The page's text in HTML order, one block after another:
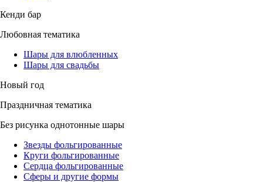
Кенди бар
Любовная тематика
Шары для влюбленных
Шары для свадьбы
Новый год
Праздничная тематика
Без рисунка однотонные шары
Звезды фольгированные
Круги фольгированные
Сердца фольгированные
Сферы и другие формы